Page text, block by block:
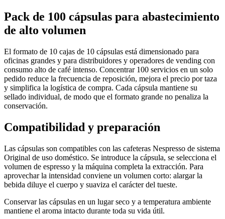
Pack de 100 cápsulas para abastecimiento
de alto volumen
El formato de 10 cajas de 10 cápsulas está dimensionado para
oficinas grandes y para distribuidores y operadores de vending con
consumo alto de café intenso. Concentrar 100 servicios en un solo
pedido reduce la frecuencia de reposición, mejora el precio por taza
y simplifica la logística de compra. Cada cápsula mantiene su
sellado individual, de modo que el formato grande no penaliza la
conservación.
Compatibilidad y preparación
Las cápsulas son compatibles con las cafeteras Nespresso de sistema
Original de uso doméstico. Se introduce la cápsula, se selecciona el
volumen de espresso y la máquina completa la extracción. Para
aprovechar la intensidad conviene un volumen corto: alargar la
bebida diluye el cuerpo y suaviza el carácter del tueste.
Conservar las cápsulas en un lugar seco y a temperatura ambiente
mantiene el aroma intacto durante toda su vida útil.